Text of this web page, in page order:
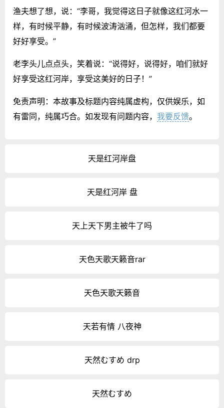
渔夫想了想，说：“李哥，我觉得这日子就像这红河水一
样，有时候平静，有时候波涛汹涌，但怎样，我们都要
好好享受。”
老李头儿点点头，笑着说：“说得好，说得好，咱们就好
好享受这红河岸，享受这美好的日子！”
免责声明：本故事及标题内容纯属虚构，仅供娱乐，如
有雷同，纯属巧合。如发现有问题内容， 我要反馈。
天是红河岸盘
天是红河岸 盘
天上天下男主被牛了吗
天色天歌天籁音rar
天色天歌天籁音
天若有情 八夜神
天然むすめ drp
天然むすめ